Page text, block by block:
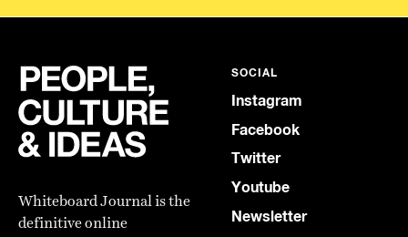
Whiteboard Journal is the
definitive online
SOCIAL
Instagram
Facebook
Twitter
Youtube
Newsletter